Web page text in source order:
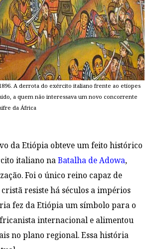
A derrota do exército italiano frente ao etíopes
a quem não interessava um novo concorrente
da África
da Etiópia obteve um feito histórico
italiano naBatalha de Adowa,
Foi o único reino capaz de
resiste há séculos a impérios
fez da Etiópia um símbolo para o
internacional e alimentou
no plano regional. Essa história